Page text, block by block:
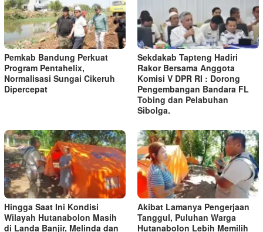
Pemkab Bandung Perkuat
Program Pentahelix,
Normalisasi Sungai Cikeruh
Dipercepat
Sekdakab Tapteng Hadiri
Rakor Bersama Anggota
Komisi V DPR RI : Dorong
Pengembangan Bandara FL
Tobing dan Pelabuhan
Sibolga.
Hingga Saat Ini Kondisi
Wilayah Hutanabolon Masih
di Landa Banjir, Melinda dan
Akibat Lamanya Pengerjaan
Tanggul, Puluhan Warga
Hutanabolon Lebih Memilih